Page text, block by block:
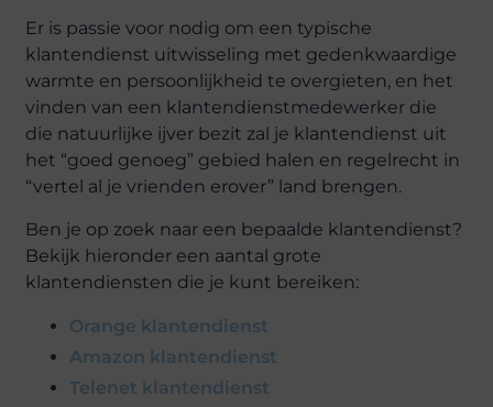
Er is passie voor nodig om een typische
klantendienst uitwisseling met gedenkwaardige
warmte en persoonlijkheid te overgieten, en het
vinden van een klantendienstmedewerker die
die natuurlijke ijver bezit zal je klantendienst uit
het “goed genoeg” gebied halen en regelrecht in
“vertel al je vrienden erover” land brengen.
Ben je op zoek naar een bepaalde klantendienst?
Bekijk hieronder een aantal grote
klantendiensten die je kunt bereiken:
Orange klantendienst
Amazon klantendienst
Telenet klantendienst